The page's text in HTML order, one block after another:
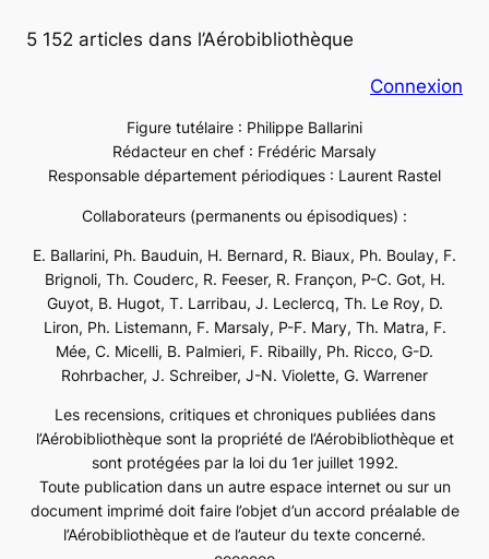
5 152 articles dans l’Aérobibliothèque
Connexion
Figure tutélaire : Philippe Ballarini
Rédacteur en chef : Frédéric Marsaly
Responsable département périodiques : Laurent Rastel
Collaborateurs (permanents ou épisodiques) :
E. Ballarini, Ph. Bauduin, H. Bernard, R. Biaux, Ph. Boulay, F.
Brignoli, Th. Couderc, R. Feeser, R. Françon, P-C. Got, H.
Guyot, B. Hugot, T. Larribau, J. Leclercq, Th. Le Roy, D.
Liron, Ph. Listemann, F. Marsaly, P-F. Mary, Th. Matra, F.
Mée, C. Micelli, B. Palmieri, F. Ribailly, Ph. Ricco, G-D.
Rohrbacher, J. Schreiber, J-N. Violette, G. Warrener
Les recensions, critiques et chroniques publiées dans
l’Aérobibliothèque sont la propriété de l’Aérobibliothèque et
sont protégées par la loi du 1er juillet 1992.
Toute publication dans un autre espace internet ou sur un
document imprimé doit faire l’objet d’un accord préalable de
l’Aérobibliothèque et de l’auteur du texte concerné.